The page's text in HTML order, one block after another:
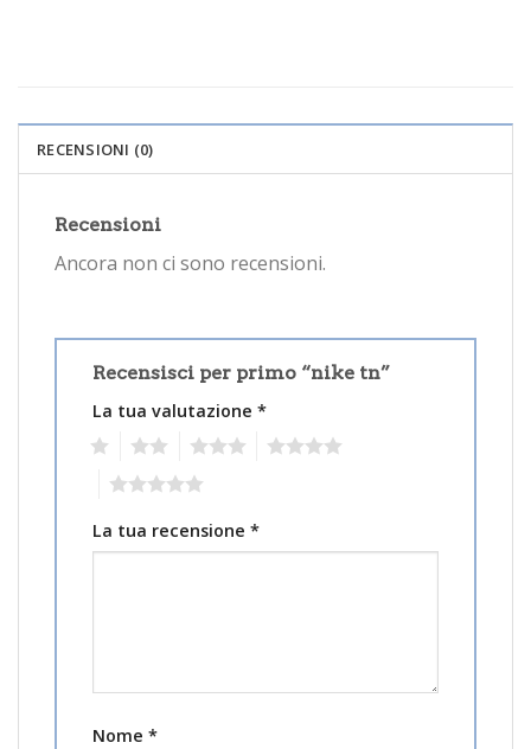
RECENSIONI (0)
Recensioni
Ancora non ci sono recensioni.
Recensisci per primo “nike tn”
La tua valutazione *
La tua recensione *
Nome *